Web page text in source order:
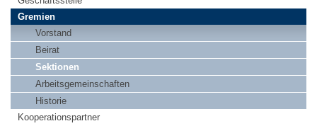
Gremien
Vorstand
Beirat
Sektionen
Arbeitsgemeinschaften
Historie
Kooperationspartner